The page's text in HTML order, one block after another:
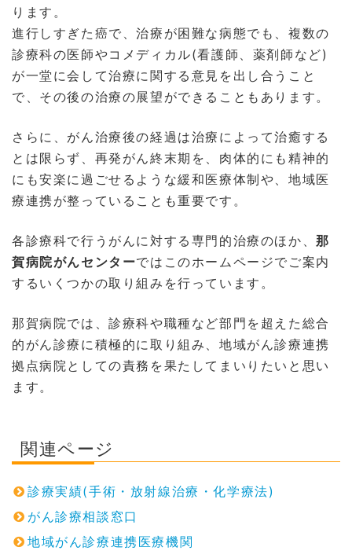
ります。
進行しすぎた癌で、治療が困難な病態でも、複数の
診療科の医師やコメディカル(看護師、薬剤師など)
が一堂に会して治療に関する意見を出し合うこと
で、その後の治療の展望ができることもあります。
さらに、がん治療後の経過は治療によって治癒する
とは限らず、再発がん終末期を、肉体的にも精神的
にも安楽に過ごせるような緩和医療体制や、地域医
療連携が整っていることも重要です。
各診療科で行うがんに対する専門的治療のほか、那
賀病院がんセンターではこのホームページでご案内
するいくつかの取り組みを行っています。
那賀病院では、診療科や職種など部門を超えた総合
的がん診療に積極的に取り組み、地域がん診療連携
拠点病院としての責務を果たしてまいりたいと思い
ます。
関連ページ
診療実績(手術・放射線治療・化学療法)
がん診療相談窓口
地域がん診療連携医療機関